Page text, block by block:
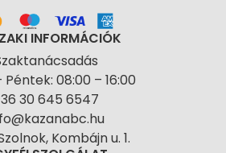
INFORMÁCIÓK
08:00 – 16:00
30 645 6547
Kombájn u. 1.